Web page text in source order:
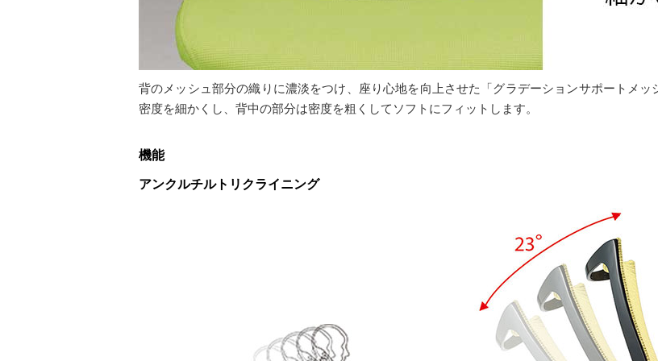
背のメッシュ部分の織りに濃淡をつけ、座り心地を向上させた「グラデーションサポートメ
密度を細かくし、背中の部分は密度を粗くしてソフトにフィットします。
機能
アンクルチルトリクライニング